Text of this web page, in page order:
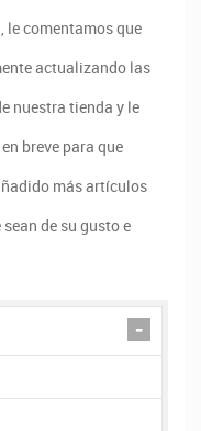
le comentamos que
actualizando las
nuestra tienda y le
breve para que
más artículos
de su gusto e
-